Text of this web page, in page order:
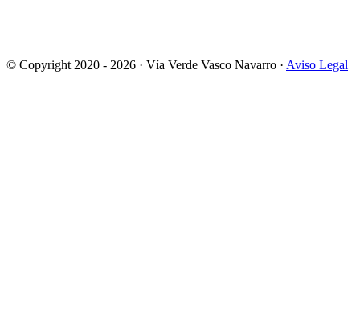
© Copyright 2020 - 2026 · Vía Verde Vasco Navarro · Aviso Legal